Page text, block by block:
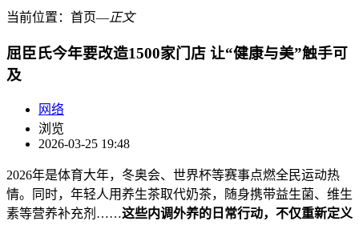
当前位置： 首页―正文
屈臣氏今年要改造1500家门店 让“健康与美”触手可
及
网络
浏览
2026-03-25 19:48
2026年是体育大年，冬奥会、世界杯等赛事点燃全民运动热
情。同时，年轻人用养生茶取代奶茶，随身携带益生菌、维生
素等营养补充剂……这些内调外养的日常行动，不仅重新定义